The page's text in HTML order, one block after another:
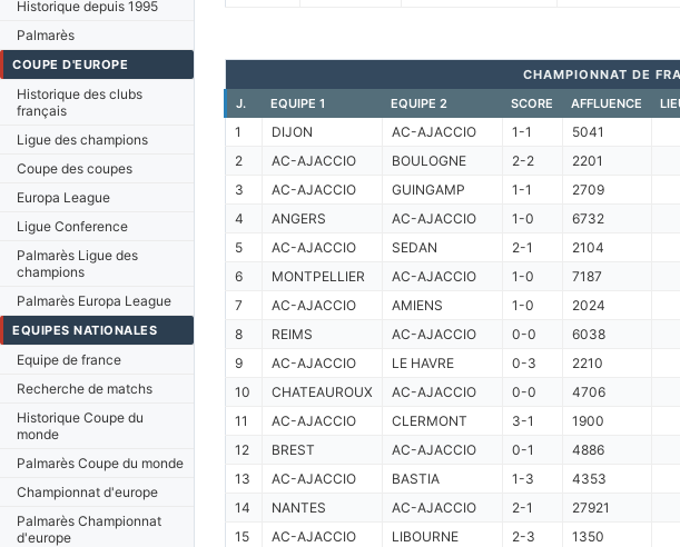
Historique depuis 1995
Palmarès
COUPE D'EUROPE
Historique des clubs
français
Ligue des champions
Coupe des coupes
Europa League
Ligue Conference
Palmarès Ligue des
champions
Palmarès Europa League
EQUIPES NATIONALES
Equipe de france
Recherche de matchs
Historique Coupe du
monde
Palmarès Coupe du monde
Championnat d'europe
Palmarès Championnat
d'europe
CHAMPIONNAT DE
J.
EQUIPE 1 EQUIPE 2 SCORE AFFLUENCE
1 DIJON AC-AJACCIO 1-1
5041
2
AC-AJACCIO BOULOGNE 2-2
2201
3
AC-AJACCIO GUINGAMP 1-1
2709
4
ANGERS AC-AJACCIO 1-0
6732
5
AC-AJACCIO SEDAN 2-1
2104
6
MONTPELLIER AC-AJACCIO 1-0
7187
7
AC-AJACCIO AMIENS 1-0
2024
8
REIMS AC-AJACCIO 0-0
6038
9
AC-AJACCIO LE HAVRE 0-3
2210
10
CHATEAUROUX AC-AJACCIO 0-0
4706
11
AC-AJACCIO CLERMONT 3-1
1900
12
BREST AC-AJACCIO 0-1
4886
13
AC-AJACCIO BASTIA 1-3
4353
14
NANTES AC-AJACCIO 2-1
27921
15
AC-AJACCIO LIBOURNE 2-3
1350